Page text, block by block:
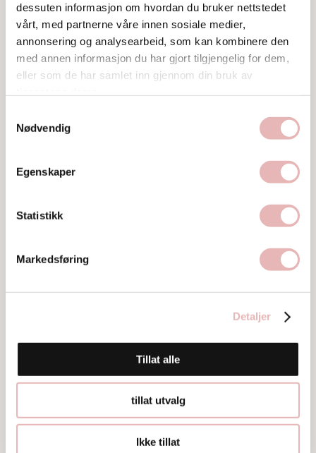
dessuten informasjon om hvordan du bruker nettstedet
vårt, med partnerne våre innen sosiale medier,
annonsering og analysearbeid, som kan kombinere den
med annen informasjon du har gjort tilgjengelig for dem,
eller som de har samlet inn gjennom din bruk av
Nødvendig
Egenskaper
Statistikk
Markedsføring
Detaljer
Tillat alle
tillat utvalg
Ikke tillat
Tar BYENgavekortet
Besøksadresse
post@vaaland-dampbakeri.no